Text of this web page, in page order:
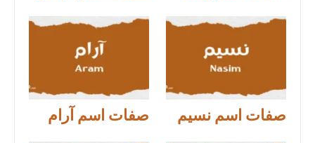
صفات اسم نسيم صفات اسم آرام